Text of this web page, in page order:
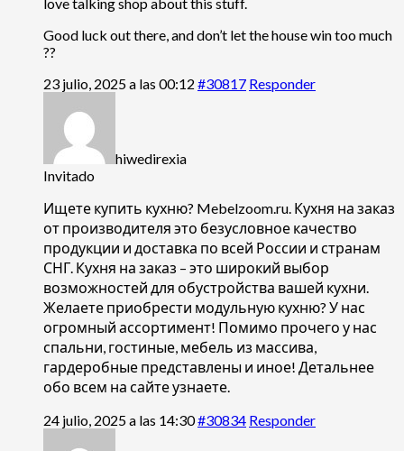
Good luck out there, and don’t let the house win too much
??
23 julio, 2025 a las 00:12 #30817 Responder
hiwedirexia
Invitado
Ищете купить кухню? Mebelzoom.ru. Кухня на заказ
от производителя это безусловное качество
продукции и доставка по всей России и странам
СНГ. Кухня на заказ – это широкий выбор
возможностей для обустройства вашей кухни.
Желаете приобрести модульную кухню? У нас
огромный ассортимент! Помимо прочего у нас
спальни, гостиные, мебель из массива,
гардеробные представлены и иное! Детальнее
обо всем на сайте узнаете.
24 julio, 2025 a las 14:30#30834 Responder